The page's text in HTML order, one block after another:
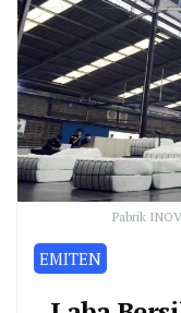
Pabrik
EMITEN